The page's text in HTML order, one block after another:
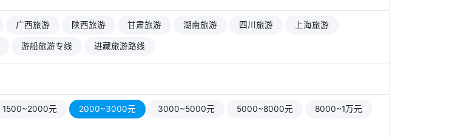
广西旅游 陕西旅游 甘肃旅游 湖南旅游 四川旅游 上海旅游
游船旅游专线 进藏旅游路线
1500~2000元 2000~3000元 3000~5000元 5000~8000元 8000~1万元